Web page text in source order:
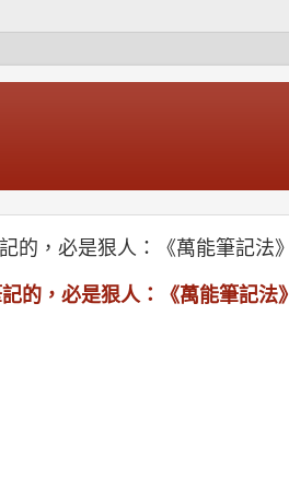
的，必是狠人：《萬能筆記法》
的，必是狠人：《萬能筆記法》